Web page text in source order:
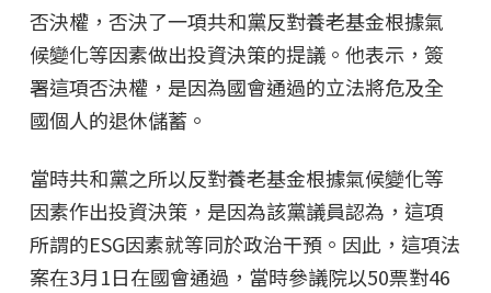
否決權，否決了一項共和黨反對養老基金根據氣
候變化等因素做出投資決策的提議。他表示，簽
署這項否決權，是因為國會通過的立法將危及全
國個人的退休儲蓄。
當時共和黨之所以反對養老基金根據氣候變化等
因素作出投資決策，是因為該黨議員認為，這項
所謂的ESG因素就等同於政治干預。因此，這項法
案在3月1日在國會通過，當時參議院以50票對46